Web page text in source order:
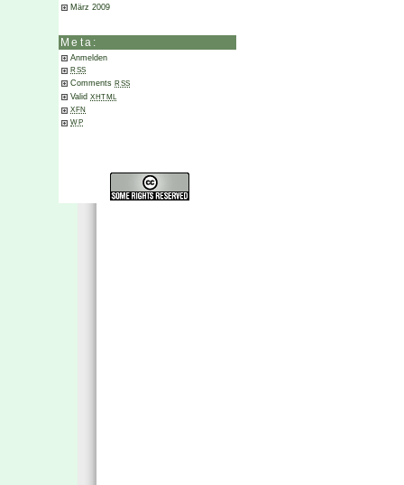
März 2009
Meta:
Anmelden
RSS
Comments RSS
Valid XHTML
XFN
WP